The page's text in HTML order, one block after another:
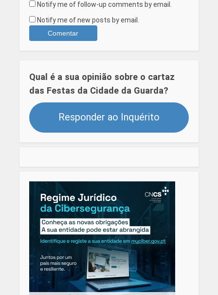
Notify me of follow-up comments by email.
Notify me of new posts by email.
Qual é a sua opinião sobre o cartaz
das Festas da Cidade da Guarda?
Responder ao Inquérito